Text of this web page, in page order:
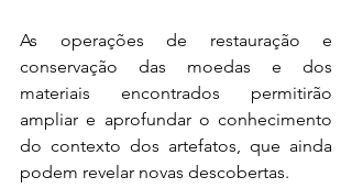
As operações de restauração e
conservação das moedas e dos
materiais encontrados permitirão
ampliar e aprofundar o conhecimento
do contexto dos artefatos, que ainda
podem revelar novas descobertas.